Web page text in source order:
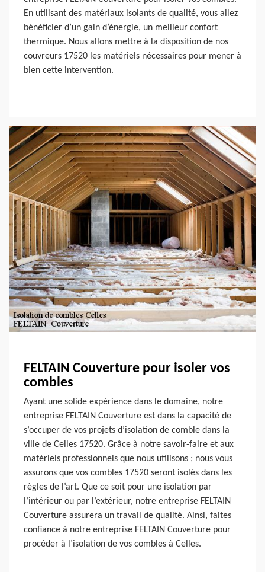
En utilisant des matériaux isolants de qualité, vous allez
bénéficier d’un gain d’énergie, un meilleur confort
thermique. Nous allons mettre à la disposition de nos
couvreurs 17520 les matériels nécessaires pour mener à
bien cette intervention.
FELTAIN Couverture pour isoler vos
combles
Ayant une solide expérience dans le domaine, notre
entreprise FELTAIN Couverture est dans la capacité de
s’occuper de vos projets d’isolation de comble dans la
ville de Celles 17520. Grâce à notre savoir-faire et aux
matériels professionnels que nous utilisons ; nous vous
assurons que vos combles 17520 seront isolés dans les
règles de l’art. Que ce soit pour une isolation par
l’intérieur ou par l’extérieur, notre entreprise FELTAIN
Couverture assurera un travail de qualité. Ainsi, faites
confiance à notre entreprise FELTAIN Couverture pour
procéder à l’isolation de vos combles à Celles.